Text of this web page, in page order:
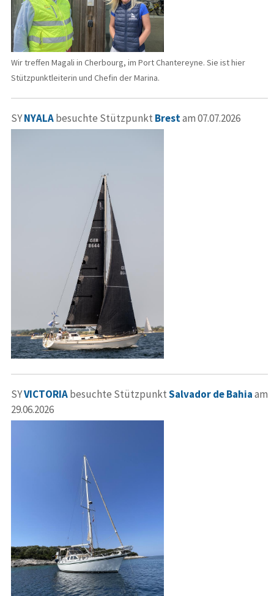
Wir treffen Magali in Cherbourg, im Port Chantereyne. Sie ist hier
Stützpunktleiterin und Chefin der Marina.
SYNYALAbesuchte Stützpunkt Brestam 07.07.2026
SYVICTORIAbesuchte StützpunktSalvador de Bahiaam
29.06.2026